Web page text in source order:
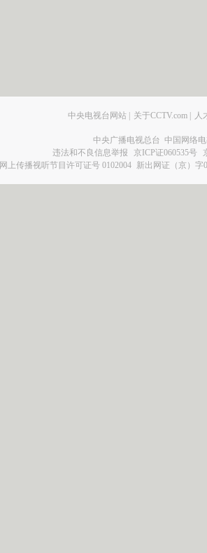
中央电视台网站 关于CCTV.com 人
中央广播电视总台 中国网络
违法和不良信息举报
京ICP证060535号
网上传播视听节目许可证号 0102004 新出网证（京）